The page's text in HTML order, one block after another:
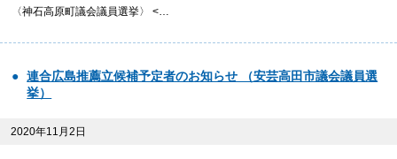
〈神石高原町議会議員選挙〉 <…
連合広島推薦立候補予定者のお知らせ （安芸高田市議会議員選
挙）
2020年11月2日